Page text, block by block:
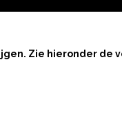
Zie hieronder de